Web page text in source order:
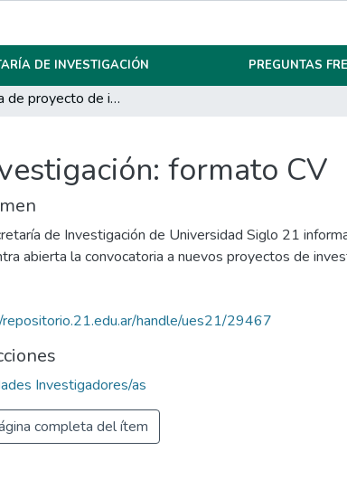
DE INVESTIGACIÓN PREGUNTAS
Director/a de proyecto de investigación: formato CV
formato CV
de Investigación de Universidad Siglo 21
abierta la convocatoria a nuevos proyectos de
handle/ues21/29467
Investigadores/as
completa del ítem